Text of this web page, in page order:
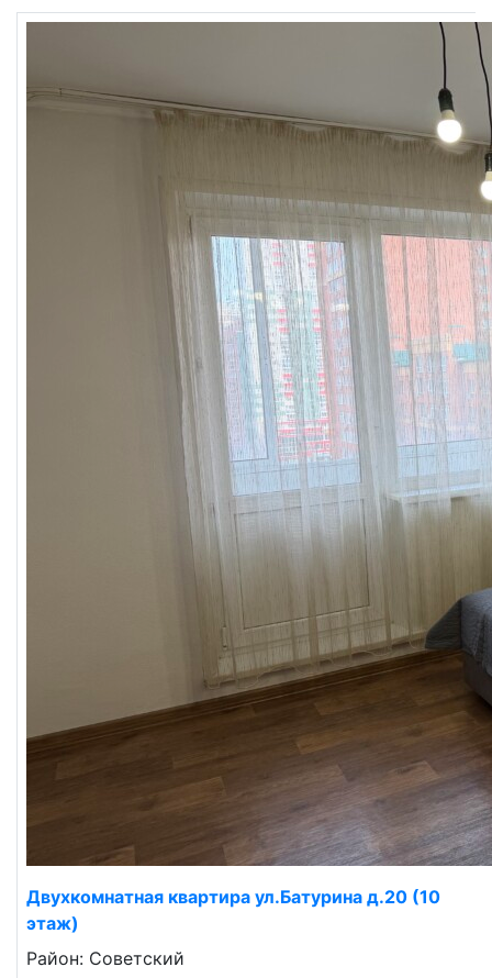
Двухкомнатная квартира ул.Батурина д.20 (10
этаж)
Район: Советский